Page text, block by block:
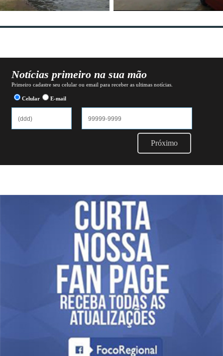
Notícias primeiro na sua mão
Primeiro cadastre seu celular ou email para receber as ultimas notícias.
Celular E-mail
Próximo